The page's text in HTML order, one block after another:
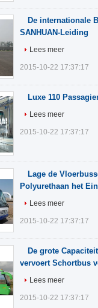
De internationale
SANHUAN-Leiding
Lees meer
2015-10-22 17:37:17
Luxe 110
Lees meer
2015-10-22 17:37:17
Lage de
Polyurethaan het
Lees meer
2015-10-22 17:37:17
De grote
vervoert Schortbus
Lees meer
2015-10-22 17:37:17